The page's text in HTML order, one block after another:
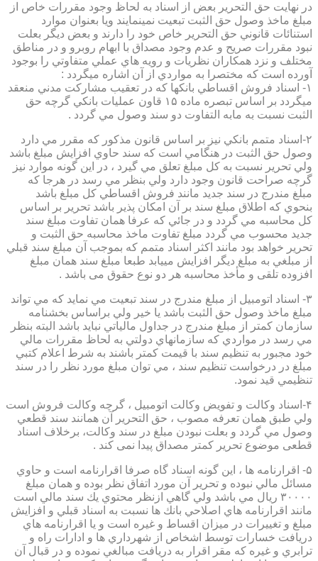
در نهايت حق التحرير بعض از اسناد به لحاظ وجود مقررات خاص از
مبلغ ماخذ وصول حق الثبت تبعيت نمينمايند ويا بعنوان موارد
استنائات قانوني حق التحرير خاص خود را دارند و بعض ديگر بعلت
نبود مقررات صريح و عدم وجود مصداق با ابهام روبرو و در مناطق
مختلف و نزد همكاران نظريات و رويه هاي عملي متفاوتي را بوجود
آورده است كه مختصرا به مواردي از آن اشاره ميگردد :
۱- اسناد فروش اقساطي بانكها كه در تعقيب مشاركت مدني منعقد
ميگردد بر اساس تبصره ماده ۱۵ قاون عمليات بانكي گرچه حق
الثبت نسبت به مابه التفاوت دو سند وصول مي گردد .
۲-اسناد متمم بانكي نيز بر اساس قانون مذكور كه مقرر مي دارد
وصول حق الثبت در هنگامي است كه سند حاوي افزايش مبلغ باشد
ولي تحرير نسبت به كل مبلغ تعلق مي گيرد ، در اين گونه موارد نيز
گرچه صراحت قانون وجود دارد ولي بنظر مي رسد در هرجا كه
مبلغ مندرج در سند جديد مانند فروش اقساطي كل مبلغ باشد
بنحوي كه اطلاق مبلغ سند بر آن امكان پذير باشد تحرير بر اساس
كل محاسبه مي گردد و در جائي كه عرفا همان تفاوت مبلغ سند
جديد محسوب مي گردد مبلغ تفاوت ماخذ محاسبه حق الثبت و
تحرير خواهد بود مانند اكثر اسناد متمم كه بموجب آن مبلغ سند قبلي
از مبلغي به مبلغ ديگر افزايش مييابد طبعا مبلغ سند همان مبلغ
افزوده تلقی و مأخذ محاسبه هر دو نوع حقوق می باشد .
۳- اسناد اتومبيل از مبلغ مندرج در سند تبعيت مي نمايد كه مي تواند
مبلغ ماخذ وصول حق الثبت باشد يا خير ولي براساس بخشنامه
سازمان كمتر از مبلغ مندرج در جداول مالياتي نبايد باشد البته بنظر
مي رسد در مواردي كه سازمانهاي دولتي به لحاظ مقررات مالي
خود مجبور به تنظيم سند با قيمت كمتر باشند به شرط اعلام كتبي
مبلغ در درخواست تنظيم سند ، مي توان مبلغ مورد نظر را در سند
تنظيمي قيد نمود.
۴-اسناد وكالت و تفويض وكالت اتومبيل ، گرچه وكالت فروش است
ولي طبق همان تعرفه مصوب ، حق التحرير آن همانند سند قطعي
وصول مي گردد و بعلت نبودن مبلغ در سند وكالت، برخلاف اسناد
قطعی موضوع تحریر کمتر مصداق پیدا نمی کند .
۵- اقرارنامه ها ، اين گونه اسناد گاه صرفا اقرارنامه است و حاوي
مسائل مالي نبوده و تحرير آن مورد اتفاق نظر بوده و همان مبلغ
۳۰۰۰۰ ريال مي باشد ولي گاهي ازنظر محتوي يك سند مالي است
مانند اقرارنامه هاي اصلاحي بانك ها نسبت به اسناد قبلي و افزايش
مبلغ و تغييرات در ميزان اقساط و غيره است و يا اقرارنامه هاي
دريافت خسارات توسط اشخاص از شهرداري ها و ادارات راه و
ترابري و غيره كه مقر اقرار به دريافت مبالغي نموده و در قبال آن